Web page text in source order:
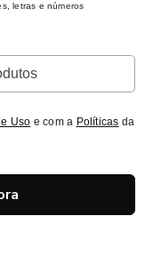
letras e números
Uso e com a Políticas da